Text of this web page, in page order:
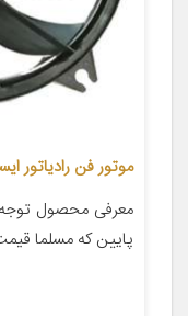
موتور فن رادیاتور
معرفی محصول توجه
پایین که مسلما